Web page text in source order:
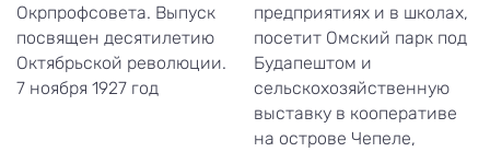
Окрпрофсовета. Выпуск
посвящен десятилетию
Октябрьской революции.
7 ноября 1927 год
предприятиях и в школах,
посетит Омский парк под
Будапештом и
сельскохозяйственную
выставку в кооперативе
на острове Чепеле,